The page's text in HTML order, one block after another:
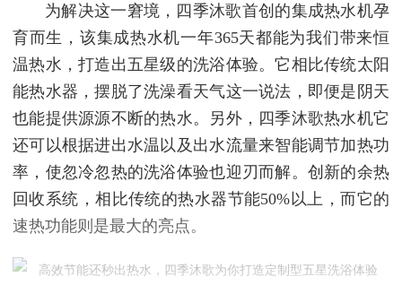
为解决这一窘境，四季沐歌首创的集成热水机孕
育而生，该集成热水机一年365天都能为我们带来恒
温热水，打造出五星级的洗浴体验。它相比传统太阳
能热水器，摆脱了洗澡看天气这一说法，即便是阴天
也能提供源源不断的热水。另外，四季沐歌热水机它
还可以根据进出水温以及出水流量来智能调节加热功
率，使忽冷忽热的洗浴体验也迎刃而解。创新的余热
回收系统，相比传统的热水器节能50%以上，而它的
速热功能则是最大的亮点。